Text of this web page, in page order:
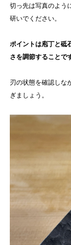
切っ先は写真のよう
研いでください。
ポイントは庖丁と砥
さを調節することで
刃の状態を確認しな
ぎましょう。